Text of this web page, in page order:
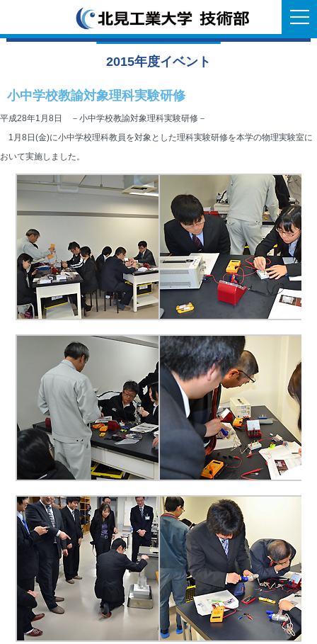
2015年度イベント
小中学校教諭対象理科実験研修
平成28年1月8日 －小中学校教諭対象理科実験研修－
1月8日(金)に小中学校理科教員を対象とした理科実験研修を本学の物理実験室に
おいて実施しました。